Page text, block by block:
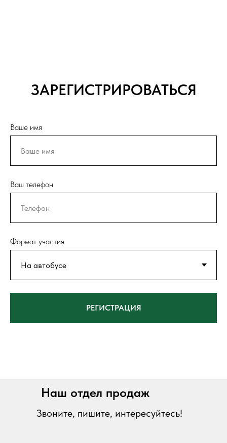
ЗАРЕГИСТРИРОВАТЬСЯ
Ваше имя
Ваш телефон
Формат участия
РЕГИСТРАЦИЯ
Наш отдел продаж
Звоните, пишите, интересуйтесь!